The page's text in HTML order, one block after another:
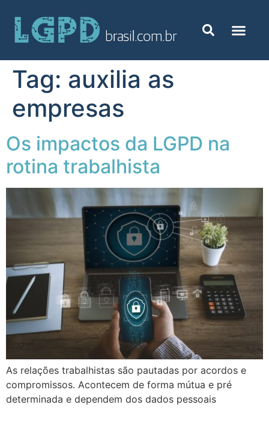
Tag: auxilia as
empresas
Os impactos da LGPD na
rotina trabalhista
As relações trabalhistas são pautadas por acordos e
compromissos. Acontecem de forma mútua e pré
determinada e dependem dos dados pessoais